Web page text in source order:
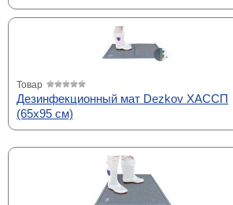
Товар
Дезинфекционный мат Dezkov ХАССП
(65х95 см)